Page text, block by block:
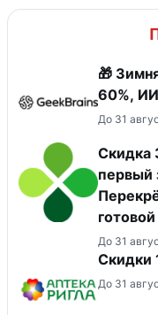
🎁
60%,
До 31
Скидка
первый
До 31
Скидки
До 31